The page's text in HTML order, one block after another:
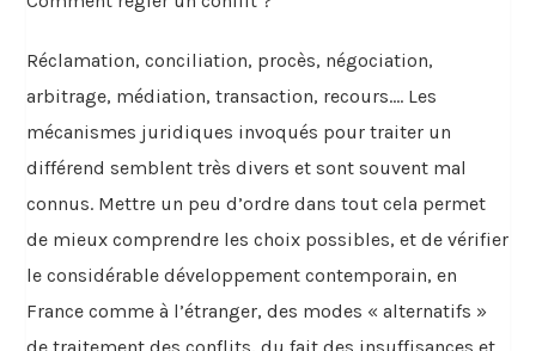
Réclamation, conciliation, procès, négociation,
arbitrage, médiation, transaction, recours…. Les
mécanismes juridiques invoqués pour traiter un
différend semblent très divers et sont souvent mal
connus. Mettre un peu d’ordre dans tout cela permet
de mieux comprendre les choix possibles, et de vérifier
le considérable développement contemporain, en
France comme à l’étranger, des modes « alternatifs »